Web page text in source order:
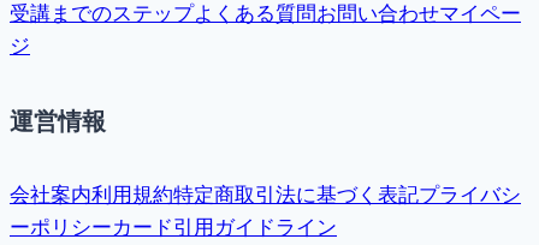
受講までのステップよくある質問お問い合わせマイペー
ジ
運営情報
会社案内利用規約特定商取引法に基づく表記プライバシ
ーポリシーカード引用ガイドライン